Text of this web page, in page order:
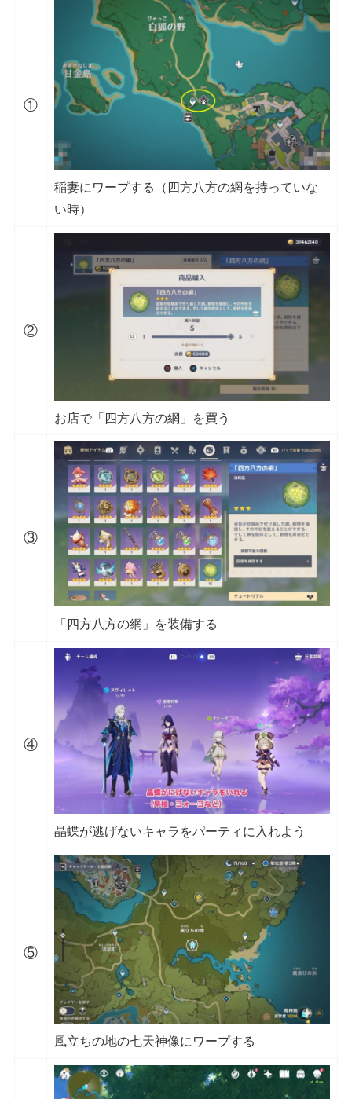
①
稲妻にワープする（四方八方の網を持っていな
い時）
②
お店で「四方八方の網」を買う
③
「四方八方の網」を装備する
④
晶蝶が逃げないキャラをパーティに入れよう
⑤
風立ちの地の七天神像にワープする